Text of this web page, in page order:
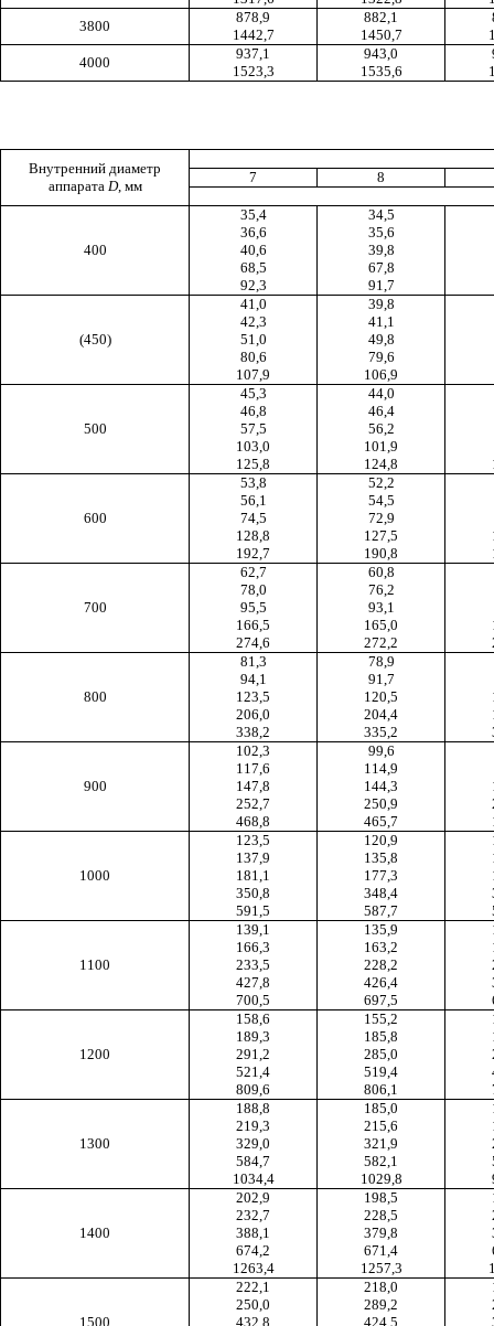
3800
878,9 882,1
1442,7
1450,7
4000
937,1 943,0
1523,3
1535,6
Внутренний диаметр
аппарата D, мм
7 8
400
35,4
34,5
36,6
35,6
40,6
39,8
68,5
67,8
92,3
91,7
(450)
41,0
39,8
42,3
41,1
51,0
49,8
80,6
79,6
107,9
106,9
500
45,3
44,0
46,8
46,4
57,5
56,2
103,0
101,9
125,8
124,8
600
53,8
52,2
56,1
54,5
74,5
72,9
128,8
127,5
192,7
190,8
700
62,7
60,8
78,0
76,2
95,5
93,1
166,5
165,0
274,6
272,2
800
81,3
78,9
94,1
91,7
123,5
120,5
206,0
204,4
338,2
335,2
900
102,3
99,6
117,6
114,9
147,8
144,3
252,7
250,9
468,8
465,7
1000
123,5 120,9
137,9
135,8
181,1
177,3
350,8
348,4
591,5
587,7
1100
139,1 135,9
166,3
163,2
233,5
228,2
427,8
426,4
700,5
697,5
1200
158,6 155,2
189,3
185,8
291,2
285,0
521,4
519,4
809,6
806,1
1300
188,8 185,0
219,3
215,6
329,0
321,9
584,7
582,1
1034,4
1029,8
1400
202,9 198,5
232,7
228,5
388,1
379,8
674,2
671,4
1263,4
1257,3
1500
222,1 218,0
250,0
289,2
432,8
424,5